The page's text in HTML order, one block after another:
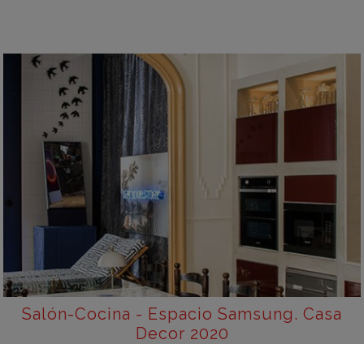
Salón-Cocina - Espacio Samsung. Casa
Decor 2020